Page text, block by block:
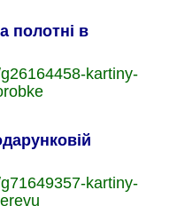
полотні в
kartiny-
kartiny-